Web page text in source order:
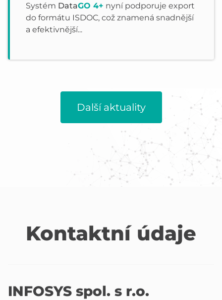
Systém DataGO 4+ nyní podporuje export
do formátu ISDOC, což znamená snadnější
a efektivnější...
Další aktuality
Kontaktní údaje
INFOSYS spol. s r.o.